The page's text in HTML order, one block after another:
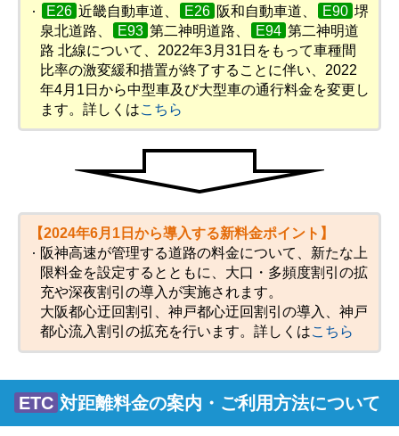
E26 近畿自動車道、 E26 阪和自動車道、 E90 堺
泉北道路、
E93 第二神明道路、 E94 第二神明道
路 北線について、2022年3月31日をもって車種間
比率の激変緩和措置が終了することに伴い、2022
年4月1日から中型車及び大型車の通行料金を変更し
ます。詳しくはこちら
【2024年6月1日から導入する新料金ポイント】
阪神高速が管理する道路の料金について、新たな上
限料金を設定するとともに、大口・多頻度割引の拡
充や深夜割引の導入が実施されます。
大阪都心迂回割引、神戸都心迂回割引の導入、神戸
都心流入割引の拡充を行います。詳しくはこちら
ETC 対距離料金の案内・ご利用方法について